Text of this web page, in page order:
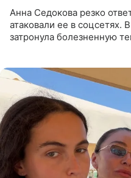
Анна Седокова резко
атаковали ее в соцсетях.
затронула болезненную